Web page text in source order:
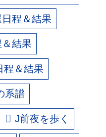
程＆結果
結果
程＆結果
系譜
J前夜を歩く